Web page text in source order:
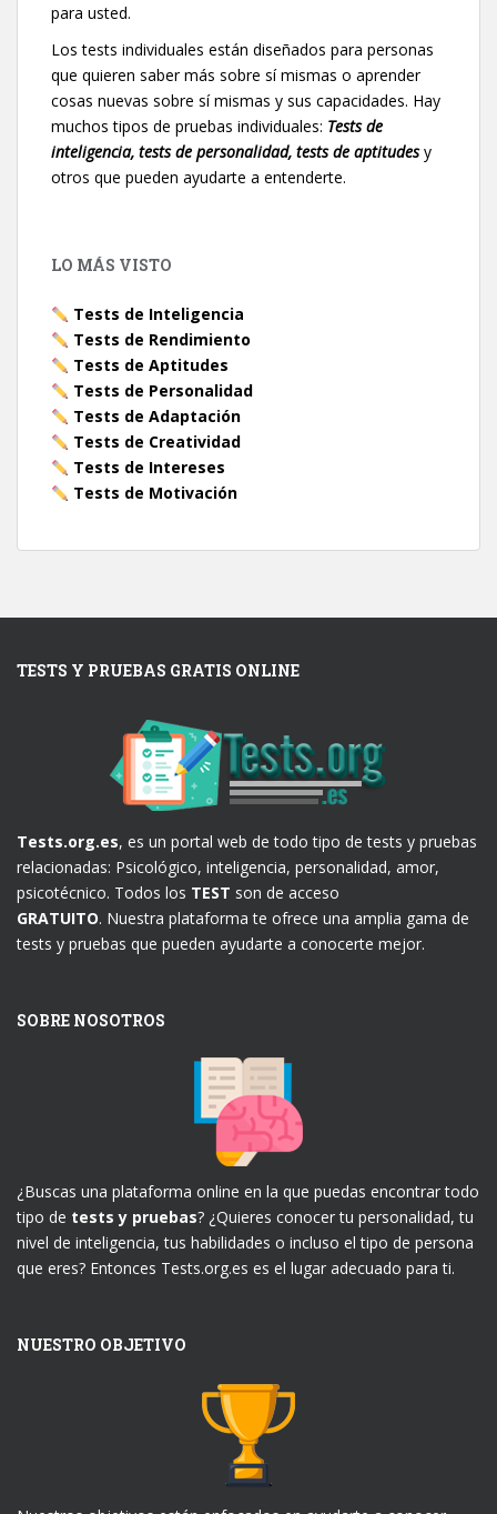
para usted.
Los tests individuales están diseñados para personas
que quieren saber más sobre sí mismas o aprender
cosas nuevas sobre sí mismas y sus capacidades. Hay
muchos tipos de pruebas individuales: Tests de
inteligencia, tests de personalidad, tests de aptitudesy
otros que pueden ayudarte a entenderte.
LO MÁS VISTO
Tests de Inteligencia
Tests de Rendimiento
Tests de Aptitudes
Tests de Personalidad
Tests de Adaptación
Tests de Creatividad
Tests de Intereses
Tests de Motivación
TESTS Y PRUEBAS GRATIS ONLINE
Tests.org.es, es un portal web de todo tipo de tests y pruebas
relacionadas: Psicológico, inteligencia, personalidad, amor,
psicotécnico. Todos los TEST son de acceso
GRATUITO. Nuestra plataforma te ofrece una amplia gama de
tests y pruebas que pueden ayudarte a conocerte mejor.
SOBRE NOSOTROS
¿Buscas una plataforma online en la que puedas encontrar todo
tipo de tests y pruebas? ¿Quieres conocer tu personalidad, tu
nivel de inteligencia, tus habilidades o incluso el tipo de persona
que eres? Entonces Tests.org.es es el lugar adecuado para ti.
NUESTRO OBJETIVO